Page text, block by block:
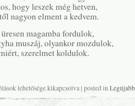
hogy leszek még hetven,
nagyon elment a kedvem.
magamba fordulok,
muszáj, olyankor mozdulok,
szerelmet koldulok.
lehetősége kikapcsolva| posted in